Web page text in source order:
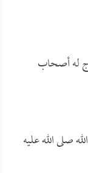
له أصحاب
صلى الله عليه